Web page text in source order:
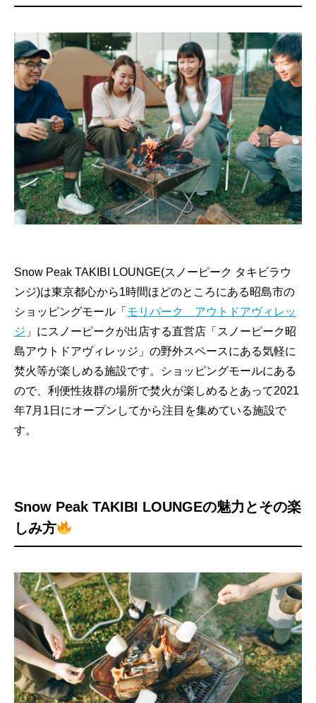
Snow Peak TAKIBI LOUNGE(スノーピーク タキビラウ
ンジ)は東京都心から1時間ほどのところにある昭島市の
ショッピングモール「 モリパーク アウトドアヴィレッ
ジ 」にスノーピークが出店する直営店「スノーピーク昭
島アウトドアヴィレッジ」の野外スペースにある気軽に
焚火等が楽しめる施設です。ショッピングモールにある
ので、利便性抜群の場所で焚火が楽しめるとあって2021
年7月1日にオープンしてから注目を集めている施設で
す。
Snow Peak TAKIBI LOUNGEの魅力とその楽
しみ方